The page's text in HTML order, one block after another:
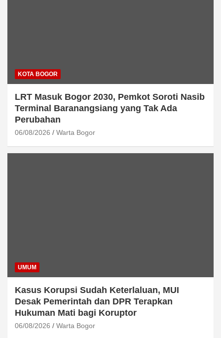
KOTA BOGOR
LRT Masuk Bogor 2030, Pemkot Soroti Nasib
Terminal Baranangsiang yang Tak Ada
Perubahan
06/08/2026 Warta Bogor
UMUM
Kasus Korupsi Sudah Keterlaluan, MUI
Desak Pemerintah dan DPR Terapkan
Hukuman Mati bagi Koruptor
06/08/2026 Warta Bogor